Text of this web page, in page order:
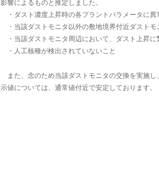
影響によるものと推定しました。
・ダスト濃度上昇時の各プラントパラメータに異
・当該ダストモニタ以外の敷地境界付近ダスト
・当該ダストモニタ周辺において、ダスト上昇に
・人工核種が検出されていないこと
また、念のため当該ダストモニタの交換を実施
示値については、通常値付近で安定しております。